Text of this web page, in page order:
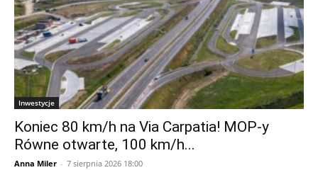
Inwestycje
Koniec 80 km/h na Via Carpatia! MOP-y
Równe otwarte, 100 km/h...
Anna Miler - 7 sierpnia 2026 18:00